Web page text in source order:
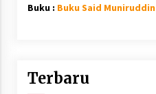
Buku : Buku Said Muniruddin
Terbaru